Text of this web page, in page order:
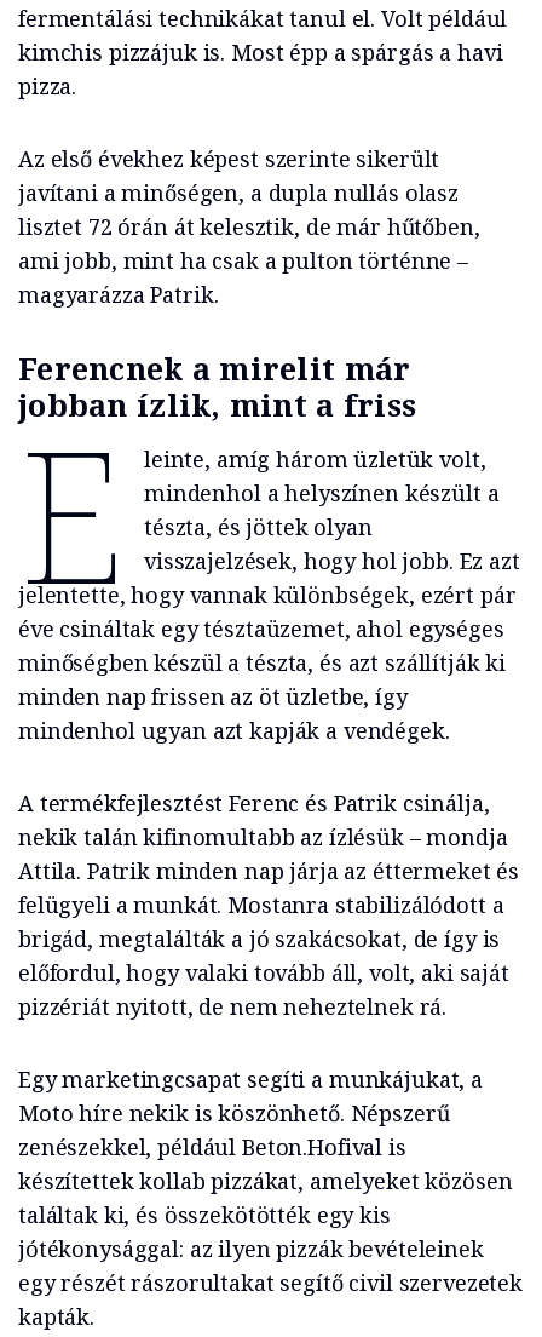
fermentálási technikákat tanul el. Volt például
kimchis pizzájuk is. Most épp a spárgás a havi
pizza.
Az első évekhez képest szerinte sikerült
javítani a minőségen, a dupla nullás olasz
lisztet 72 órán át kelesztik, de már hűtőben,
ami jobb, mint ha csak a pulton történne –
magyarázza Patrik.
Ferencnek a mirelit már
jobban ízlik, mint a friss
E
leinte, amíg három üzletük volt,
mindenhol a helyszínen készült a
tészta, és jöttek olyan
visszajelzések, hogy hol jobb. Ez azt
jelentette, hogy vannak különbségek, ezért pár
éve csináltak egy tésztaüzemet, ahol egységes
minőségben készül a tészta, és azt szállítják ki
minden nap frissen az öt üzletbe, így
mindenhol ugyan azt kapják a vendégek.
A termékfejlesztést Ferenc és Patrik csinálja,
nekik talán kifinomultabb az ízlésük – mondja
Attila. Patrik minden nap járja az éttermeket és
felügyeli a munkát. Mostanra stabilizálódott a
brigád, megtalálták a jó szakácsokat, de így is
előfordul, hogy valaki tovább áll, volt, aki saját
pizzériát nyitott, de nem neheztelnek rá.
Egy marketingcsapat segíti a munkájukat, a
Moto híre nekik is köszönhető. Népszerű
zenészekkel, például Beton.Hofival is
készítettek kollab pizzákat, amelyeket közösen
találtak ki, és összekötötték egy kis
jótékonysággal: az ilyen pizzák bevételeinek
egy részét rászorultakat segítő civil szervezetek
kapták.